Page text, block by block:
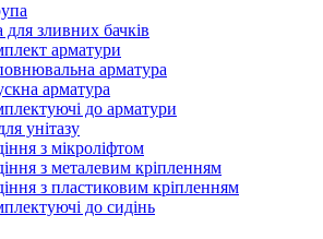
зливних бачків
арматури
арматура
арматура
до арматури
унітазу
з мікроліфтом
з металевим кріпленням
з пластиковим кріпленням
до сидінь